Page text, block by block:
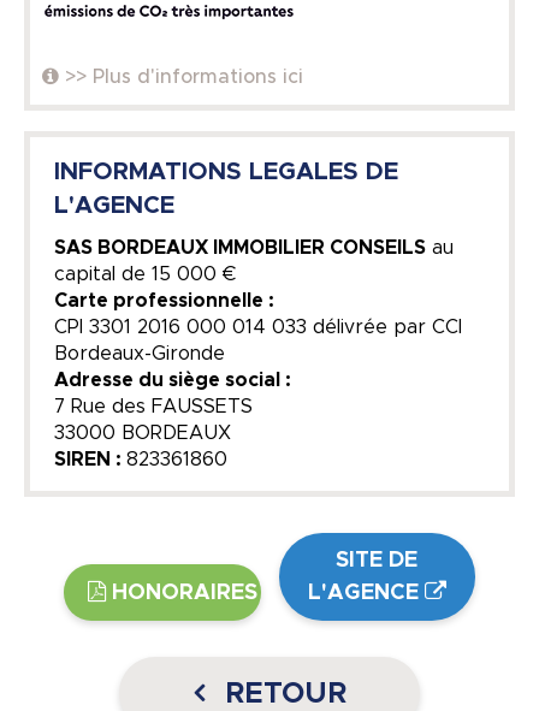
>> Plus d'informations ici
INFORMATIONS LEGALES DE
L'AGENCE
SAS BORDEAUX IMMOBILIER CONSEILS au
capital de 15 000 €
Carte professionnelle :
CPI 3301 2016 000 014 033 délivrée par CCI
Bordeaux-Gironde
Adresse du siège social :
7 Rue des FAUSSETS
33000 BORDEAUX
SIREN : 823361860
HONORAIRES
SITE DE
L'AGENCE
RETOUR